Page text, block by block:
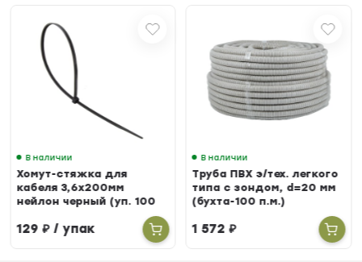
В наличии
Хомут-стяжка для
кабеля 3,6х200мм
нейлон черный (уп. 100
129₽/ упак
В наличии
Труба ПВХ э/тех. легкого
типа с зондом, d=20 мм
(бухта-100 п.м.)
1 572₽